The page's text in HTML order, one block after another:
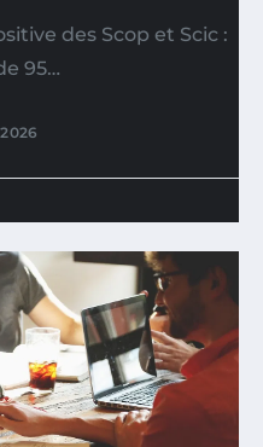
des Scop et Scic :
95…